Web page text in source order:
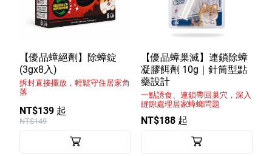
限時特賣
防霉清潔好幫手(任3件，贈抗菌保濕洗手乳)
室內外除蟲專區
媽媽廚房專區
浴室清潔專區
清潔大掃除專區
【優品蟑絕劑】除蟑錠
(3gx8入)
拆封直接擺放，輕鬆守住居家角
落
NT$139 起
NT$149
【優品蟑巢滅】連鎖除蟑
凝膠餌劑 10g｜針筒型點
藥設計
一點誘食、連鎖帶回巢穴，深入
縫隙處理居家蟑螂問題
NT$188 起